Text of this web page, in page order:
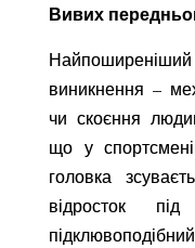
Вивих
виникнення –
чи скоєння
що у
головка
відросток